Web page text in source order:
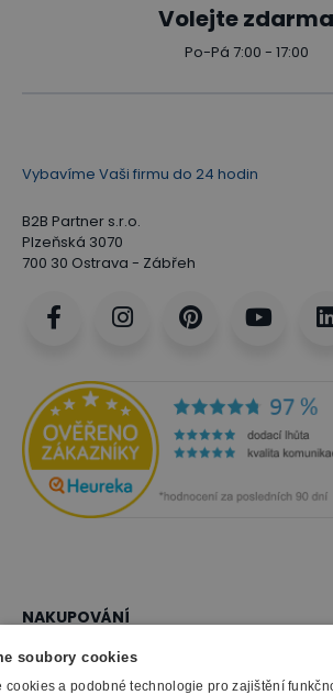
Volejte zdarma
Po-Pá 7:00 - 17:00
Vybavíme Vaši firmu do 24 hodin
B2B Partner s.r.o.
Plzeňská 3070
700 30 Ostrava - Zábřeh
NAKUPOVÁNÍ
Vše o nákupu
Obchodní podmínky
SLUŽBY
soubory cookies
cookies a podobné technologie pro zajištění